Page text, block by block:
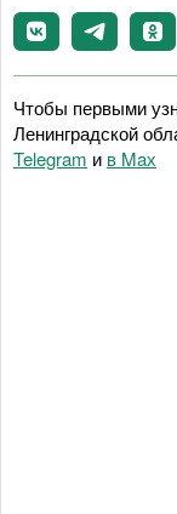
Чтобы первыми
Ленинградской
Telegram и в Maх